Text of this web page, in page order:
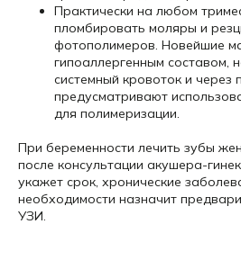
Практически на любом
пломбировать моляры и
фотополимеров. Новейшие
гипоаллергенным составом,
системный кровоток и через
предусматривают
для полимеризации.
При беременности лечить зубы
после консультации акушера-
укажет срок, хронические
необходимости назначит
УЗИ.